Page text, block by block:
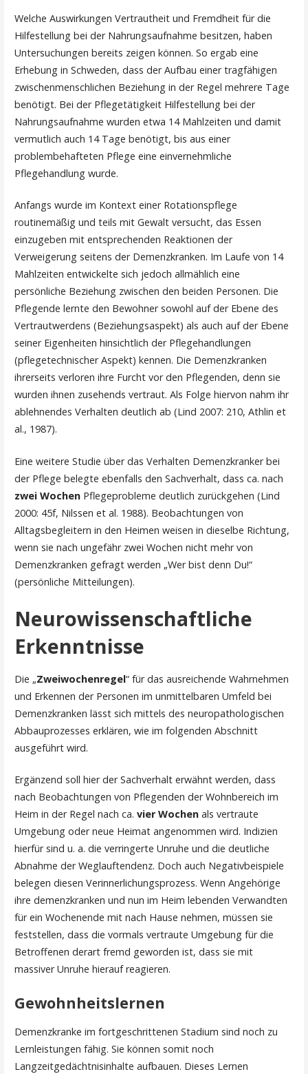
Welche Auswirkungen Vertrautheit und Fremdheit für die
Hilfestellung bei der Nahrungsaufnahme besitzen, haben
Untersuchungen bereits zeigen können. So ergab eine
Erhebung in Schweden, dass der Aufbau einer tragfähigen
zwischenmenschlichen Beziehung in der Regel mehrere Tage
benötigt. Bei der Pflegetätigkeit Hilfestellung bei der
Nahrungsaufnahme wurden etwa 14 Mahlzeiten und damit
vermutlich auch 14 Tage benötigt, bis aus einer
problembehafteten Pflege eine einvernehmliche
Pflegehandlung wurde.
Anfangs wurde im Kontext einer Rotationspflege
routinemäßig und teils mit Gewalt versucht, das Essen
einzugeben mit entsprechenden Reaktionen der
Verweigerung seitens der Demenzkranken. Im Laufe von 14
Mahlzeiten entwickelte sich jedoch allmählich eine
persönliche Beziehung zwischen den beiden Personen. Die
Pflegende lernte den Bewohner sowohl auf der Ebene des
Vertrautwerdens (Beziehungsaspekt) als auch auf der Ebene
seiner Eigenheiten hinsichtlich der Pflegehandlungen
(pflegetechnischer Aspekt) kennen. Die Demenzkranken
ihrerseits verloren ihre Furcht vor den Pflegenden, denn sie
wurden ihnen zusehends vertraut. Als Folge hiervon nahm ihr
ablehnendes Verhalten deutlich ab (Lind 2007: 210, Athlin et
al., 1987).
Eine weitere Studie über das Verhalten Demenzkranker bei
der Pflege belegte ebenfalls den Sachverhalt, dass ca. nach
zwei WochenPflegeprobleme deutlich zurückgehen (Lind
2000: 45f, Nilssen et al. 1988). Beobachtungen von
Alltagsbegleitern in den Heimen weisen in dieselbe Richtung,
wenn sie nach ungefähr zwei Wochen nicht mehr von
Demenzkranken gefragt werden „Wer bist denn Du!“
(persönliche Mitteilungen).
Neurowissenschaftliche
Erkenntnisse
Die „Zweiwochenregel“ für das ausreichende Wahrnehmen
und Erkennen der Personen im unmittelbaren Umfeld bei
Demenzkranken lässt sich mittels des neuropathologischen
Abbauprozesses erklären, wie im folgenden Abschnitt
ausgeführt wird.
Ergänzend soll hier der Sachverhalt erwähnt werden, dass
nach Beobachtungen von Pflegenden der Wohnbereich im
Heim in der Regel nach ca. vier Wochenals vertraute
Umgebung oder neue Heimat angenommen wird. Indizien
hierfür sind u. a. die verringerte Unruhe und die deutliche
Abnahme der Weglauftendenz. Doch auch Negativbeispiele
belegen diesen Verinnerlichungsprozess. Wenn Angehörige
ihre demenzkranken und nun im Heim lebenden Verwandten
für ein Wochenende mit nach Hause nehmen, müssen sie
feststellen, dass die vormals vertraute Umgebung für die
Betroffenen derart fremd geworden ist, dass sie mit
massiver Unruhe hierauf reagieren.
Gewohnheitslernen
Demenzkranke im fortgeschrittenen Stadium sind noch zu
Lernleistungen fähig. Sie können somit noch
Langzeitgedächtnisinhalte aufbauen. Dieses Lernen